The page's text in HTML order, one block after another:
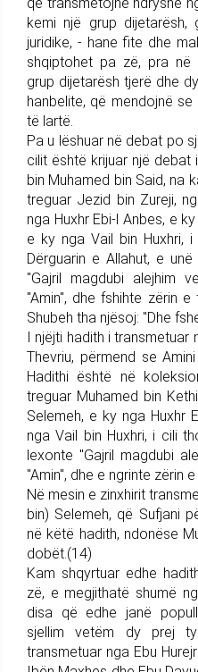
kemi një grup dijetarësh,
juridike, - hane fite dhe
shqiptohet pa zë, pra në
grup dijetarësh tjerë dhe
hanbelite, që mendojnë
të lartë.
Pa u lëshuar në debat po
cilit është krijuar një debat
bin Muhamed bin Said, na
treguar Jezid bin Zureji,
nga Huxhr Ebi-l Anbes, e
e ky nga Vail bin Huxhri,
Dërguarin e Allahut, e
"Gajril magdubi alejhim
"Amin", dhe fshihte zërin
Shubeh tha njësoj: "Dhe
I njëjti hadith i transmetuar
Thevriu, përmend se
Hadithi është në
treguar Muhamed bin
Selemeh, e ky nga Huxhr
nga Vail bin Huxhri, i cili
lexonte "Gajril magdubi
"Amin", dhe e ngrinte zërin e
Në mesin e zinxhirit
bin) Selemeh, që Sufjani
në këtë hadith, ndonëse
dobët.(14)
Kam shqyrtuar edhe
zë, e megjithatë shumë
disa që edhe janë
sjellim vetëm dy prej
transmetuar nga Ebu